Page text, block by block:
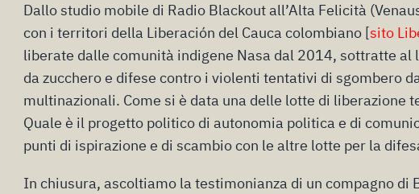
Dallo studio mobile di Radio Blackout all’Alta Felicità
con i territori della Liberación del Cauca colombiano [sito
liberate dalle comunità indigene Nasa dal 2014, sottratte
da zucchero e difese contro i violenti tentativi di sgombero
multinazionali. Come si è data una delle lotte di liberazione
Quale è il progetto politico di autonomia politica e di
punti di ispirazione e di scambio con le altre lotte per la
In chiusura, ascoltiamo la testimonianza di un compagno di